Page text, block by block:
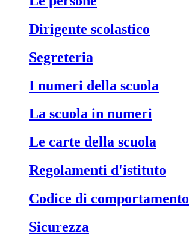
Dirigente scolastico
Segreteria
I numeri della scuola
La scuola in numeri
Le carte della scuola
Regolamenti d'istituto
Codice di comportamento
Sicurezza